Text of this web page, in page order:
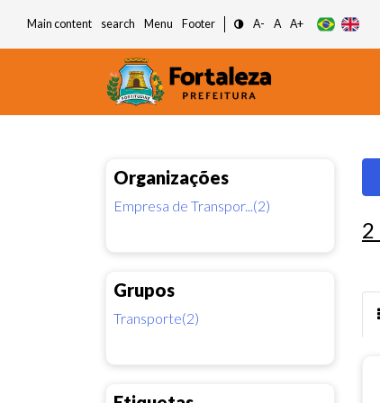
Main content search Menu Footer A- A A+
Organizações
Empresa de Transpor...(2)
Grupos
Transporte(2)
2